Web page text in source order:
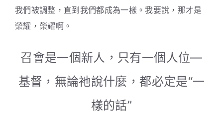
我們被調整，直到我們都成為一樣。我要說，那才是
榮耀，榮耀啊。
召會是一個新人，只有一個人位—
基督，無論祂說什麼，都必定是“一
樣的話”